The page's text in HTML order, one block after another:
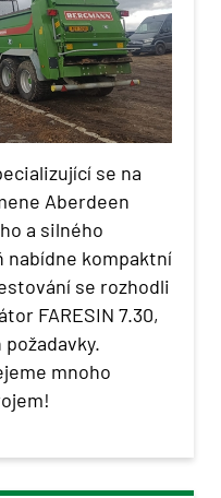
se na
Aberdeen
a silného
nabídne kompaktní
se rozhodli
FARESIN 7.30,
mnoho